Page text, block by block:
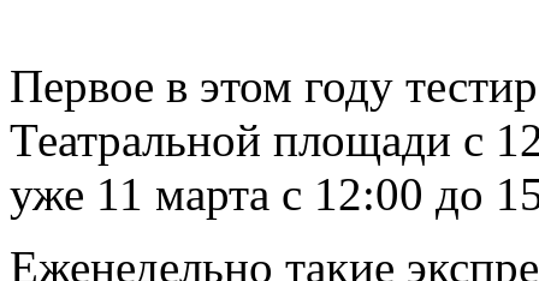
Первое в этом году
Театральной площади с
уже 11 марта с 12:00 до
Еженедельно такие